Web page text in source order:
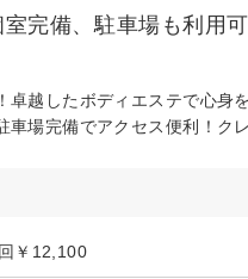
完備、駐車場も利用
越したボディエステで心身
場完備でアクセス便利！ク
￥12,100